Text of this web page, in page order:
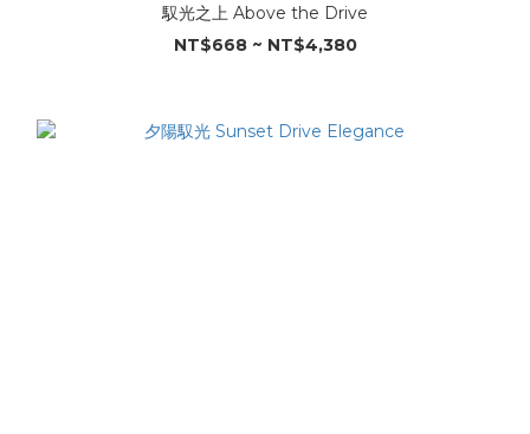
馭光之上 Above the Drive
NT$668 ~ NT$4,380